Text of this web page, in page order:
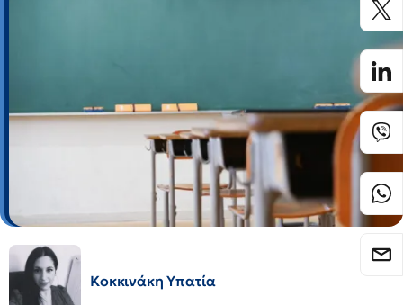
Κοκκινάκη Υπατία